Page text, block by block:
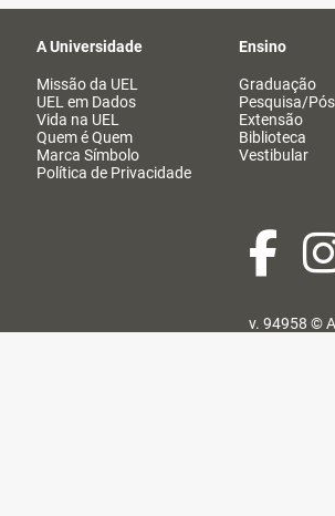
A Universidade
Missão da UEL
UEL em Dados
Vida na UEL
Quem é Quem
Marca Símbolo
Política de Privacidade
Ensino
Graduação
Pesquisa/Pós
Extensão
Biblioteca
Vestibular
v. 94958 ©